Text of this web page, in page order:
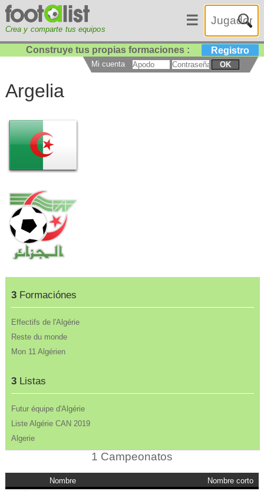
Crea y comparte tus equipos
☰
Construye tus propias formaciones : Registro
Mi cuenta OK
Argelia
3Formaciónes
Effectifs de l'Algérie
Reste du monde
Mon 11 Algérien
3Listas
Futur équipe d'Algérie
Liste Algérie CAN 2019
Algerie
1 Campeonatos
Nombre Nombre corto